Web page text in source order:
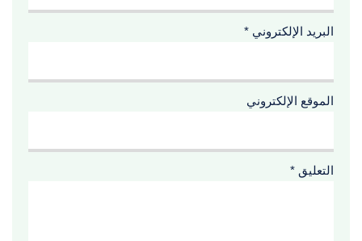
البريد الإلكتروني *
الموقع الإلكتروني
التعليق *